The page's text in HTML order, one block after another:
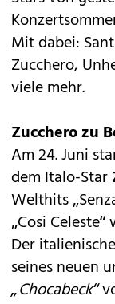
Mit dabei:
Zucchero,
viele mehr.
Zucchero zu
Am 24. Juni
dem Italo-Star
Welthits
„Cosi
Der
seines neuen
„Chocabeck“